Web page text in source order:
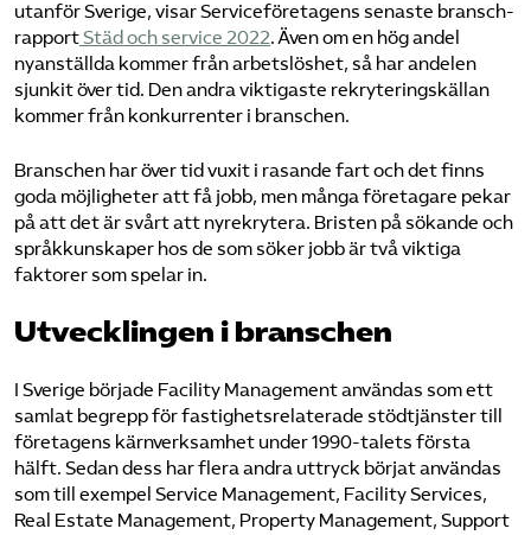
utanför Sverige, visar Service­företagens senaste bransch­
rapportStäd och service 2022. Även om en hög andel
nyanställda kommer från arbetslöshet, så har andelen
sjunkit över tid. Den andra viktigaste rekryteringskällan
kommer från konkurrenter i branschen.
Branschen har över tid vuxit i rasande fart och det finns
goda möjligheter att få jobb, men många företagare pekar
på att det är svårt att nyrekrytera. Bristen på sökande och
språkkunskaper hos de som söker jobb är två viktiga
faktorer som spelar in.
Utvecklingen i branschen
I Sverige började Facility Management användas som ett
samlat begrepp för fastighetsrelaterade stödtjänster till
före­tagens kärnverksamhet under 1990-talets första
hälft. Sedan dess har flera andra uttryck börjat användas
som till exempel Service Management, Facility Services,
Real Estate Management, Property Management, Support